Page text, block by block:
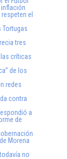
el
Tortugas
tres
críticas
de los
redes
contra
a
de
Morena
no